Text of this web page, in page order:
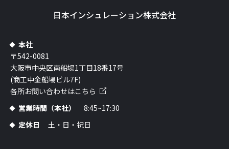
日本インシュレーション株式会社
本社
〒542-0081
大阪市中央区南船場1丁目18番17号
(商工中金船場ビル7F)
各所お問い合わせはこちら
営業時間（本社）
8:45~17:30
定休日
土・日・祝日